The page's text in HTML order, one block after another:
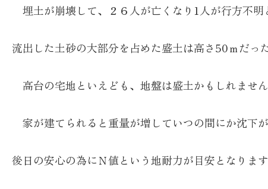
埋土が崩壊して、２６人が亡くなり1人が行方不明
流出した土砂の大部分を占めた盛土は高さ50ｍだっ
高台の宅地といえども、地盤は盛土かもしれませ
家が建てられると重量が増していつの間にか沈下
後日の安心の為にＮ値という地耐力が目安となりま